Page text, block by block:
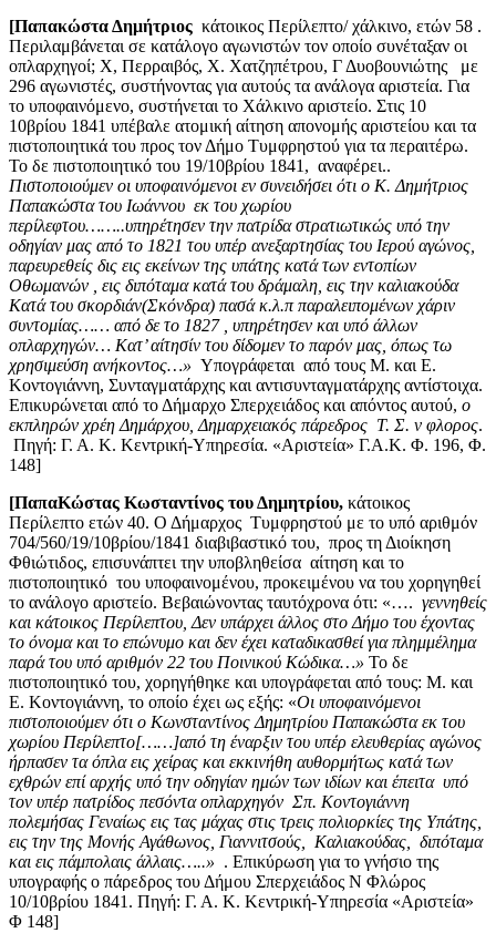
[Παπακώστα Δημήτριος κάτοικος Περίλεπτο/ χάλκινο, ετών 58 .
Περιλαμβάνεται σε κατάλογο αγωνιστών τον οποίο συνέταξαν οι
οπλαρχηγοί; Χ, Περραιβός, Χ. Χατζηπέτρου, Γ Δυοβουνιώτης με
296 αγωνιστές, συστήνοντας για αυτούς τα ανάλογα αριστεία. Για
το υποφαινόμενο, συστήνεται το Χάλκινο αριστείο. Στις 10
10βρίου 1841 υπέβαλε ατομική αίτηση απονομής αριστείου και τα
πιστοποιητικά του προς τον Δήμο Τυμφρηστού για τα περαιτέρω.
Το δε πιστοποιητικό του 19/10βρίου 1841, αναφέρει..
Πιστοποιούμεν οι υποφαινόμενοι εν συνειδήσει ότι ο Κ. Δημήτριος
Παπακώστα του Ιωάννου εκ του χωρίου
περίλεφτου……..υπηρέτησεν την πατρίδα στρατιωτικώς υπό την
οδηγίαν μας από το 1821 του υπέρ ανεξαρτησίας του Ιερού αγώνος,
παρευρεθείς δις εις εκείνων της υπάτης κατά των εντοπίων
Οθωμανών , εις διπόταμα κατά του δράμαλη, εις την καλιακούδα
Κατά του σκορδιάν(Σκόνδρα) πασά κ.λ.π παραλειπομένων χάριν
συντομίας…… από δε το 1827 , υπηρέτησεν και υπό άλλων
οπλαρχηγών… Κατ’ αίτησίν του δίδομεν το παρόν μας, όπως τω
χρησιμεύση ανήκοντος…» Υπογράφεται από τους Μ. και E.
Κοντογιάννη, Συνταγματάρχης και αντισυνταγματάρχης αντίστοιχα.
Επικυρώνεται από το Δήμαρχο Σπερχειάδος και απόντος αυτού, ο
εκπληρών χρέη Δημάρχου, Δημαρχειακός πάρεδρος Τ. Σ. ν φλορος.
Πηγή: Γ. Α. Κ. Κεντρική-Υπηρεσία. «Αριστεία» Γ.Α.Κ. Φ. 196, Φ.
148]
[ΠαπαΚώστας Κωσταντίνος του Δημητρίου, κάτοικος
Περίλεπτο ετών 40. Ο Δήμαρχος Τυμφρηστού με το υπό αριθμόν
704/560/19/10βρίου/1841 διαβιβαστικό του, προς τη Διοίκηση
Φθιώτιδος, επισυνάπτει την υποβληθείσα αίτηση και το
πιστοποιητικό του υποφαινομένου, προκειμένου να του χορηγηθεί
το ανάλογο αριστείο. Βεβαιώνοντας ταυτόχρονα ότι: «…. γεννηθείς
και κάτοικος Περίλεπτου, Δεν υπάρχει άλλος στο Δήμο του έχοντας
το όνομα και το επώνυμο και δεν έχει καταδικασθεί για πλημμέλημα
παρά του υπό αριθμόν 22 του Ποινικού Κώδικα…» Το δε
πιστοποιητικό του, χορηγήθηκε και υπογράφεται από τους: Μ. και
Ε. Κοντογιάννη, το οποίο έχει ως εξής: «Οι υποφαινόμενοι
πιστοποιούμεν ότι ο Κωνσταντίνος Δημητρίου Παπακώστα εκ του
χωρίου Περίλεπτο[……]από τη έναρξιν του υπέρ ελευθερίας αγώνος
ήρπασεν τα όπλα εις χείρας και εκκινήθη αυθορμήτως κατά των
εχθρών επί αρχής υπό την οδηγίαν ημών των ιδίων και έπειτα υπό
τον υπέρ πατρίδος πεσόντα οπλαρχηγόν Σπ. Κοντογιάννη
πολεμήσας Γεναίως εις τας μάχας στις τρεις πολιορκίες της Υπάτης,
εις την της Μονής Αγάθωνος, Γιαννιτσούς, Καλιακούδας, διπόταμα
και εις πάμπολαις άλλαις…..» . Επικύρωση για το γνήσιο της
υπογραφής ο πάρεδρος του Δήμου Σπερχειάδος Ν Φλώρος
10/10βρίου 1841. Πηγή: Γ. Α. Κ. Κεντρική-Υπηρεσία «Αριστεία»
Φ 148]